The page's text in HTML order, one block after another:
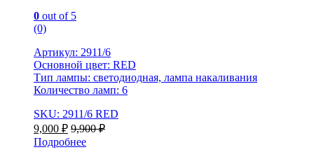
0 out of 5
(0)
Артикул: 2911/6
Основной цвет: RED
Тип лампы: светодиодная, лампа накаливания
Количество ламп: 6
SKU: 2911/6 RED
9,000 ₽ 9,900₽
Подробнее